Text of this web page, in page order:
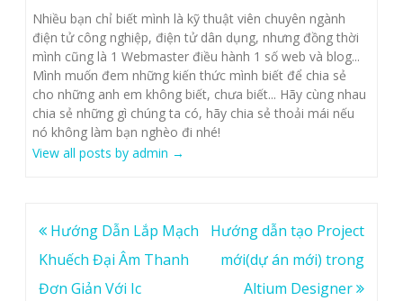
Nhiều bạn chỉ biết mình là kỹ thuật viên chuyên ngành
điện tử công nghiệp, điện tử dân dụng, nhưng đồng thời
mình cũng là 1 Webmaster điều hành 1 số web và blog...
Mình muốn đem những kiến thức mình biết để chia sẻ
cho những anh em không biết, chưa biết... Hãy cùng nhau
chia sẻ những gì chúng ta có, hãy chia sẻ thoải mái nếu
nó không làm bạn nghèo đi nhé!
View all posts by admin →
Post
navigation
Hướng Dẫn Lắp Mạch
Khuếch Đại Âm Thanh
Đơn Giản Với Ic
Hướng dẫn tạo Project
mới(dự án mới) trong
Altium Designer